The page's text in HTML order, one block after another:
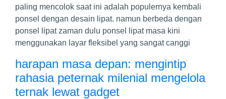
paling mencolok saat ini adalah populernya kembali
ponsel dengan desain lipat. namun berbeda dengan
ponsel lipat zaman dulu ponsel lipat masa kini
menggunakan layar fleksibel yang sangat canggi
harapan masa depan: mengintip
rahasia peternak milenial mengelola
ternak lewat gadget